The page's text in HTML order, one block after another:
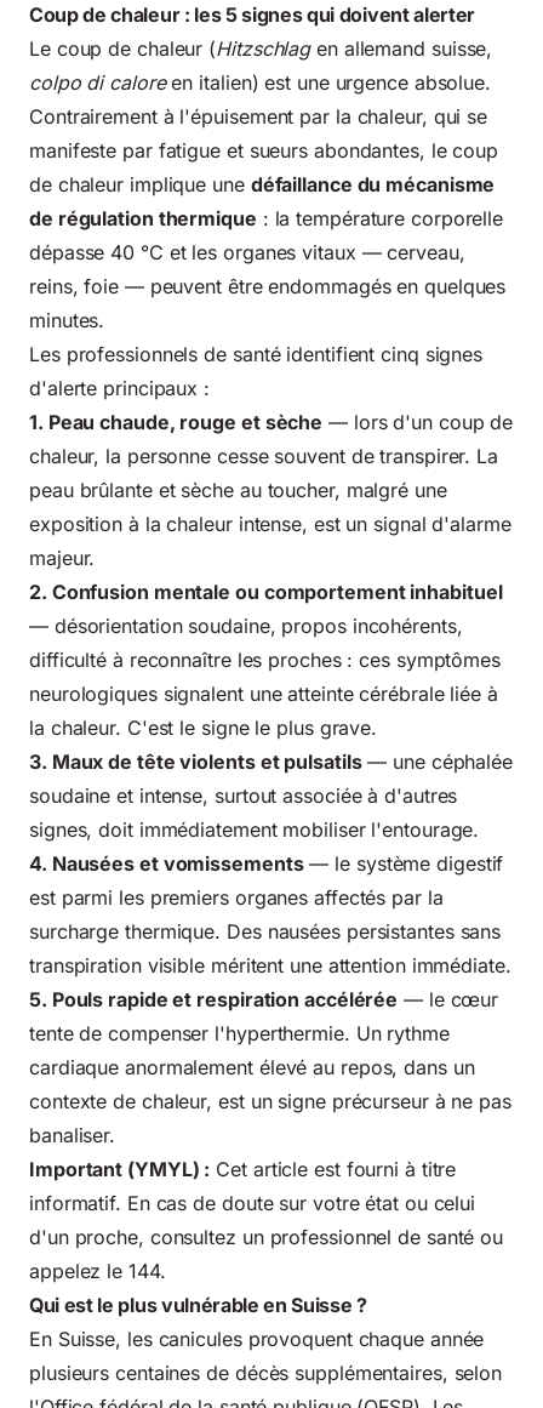
Coup de chaleur : les 5 signes qui doivent alerter
Le coup de chaleur (Hitzschlagen allemand suisse,
colpo di caloreen italien) est une urgence absolue.
Contrairement à l'épuisement par la chaleur, qui se
manifeste par fatigue et sueurs abondantes, le coup
de chaleur implique une défaillance du mécanisme
de régulation thermique : la température corporelle
dépasse 40 °C et les organes vitaux — cerveau,
reins, foie — peuvent être endommagés en quelques
minutes.
Les professionnels de santé identifient cinq signes
d'alerte principaux :
1. Peau chaude, rouge et sèche — lors d'un coup de
chaleur, la personne cesse souvent de transpirer. La
peau brûlante et sèche au toucher, malgré une
exposition à la chaleur intense, est un signal d'alarme
majeur.
2. Confusion mentale ou comportement inhabituel
— désorientation soudaine, propos incohérents,
difficulté à reconnaître les proches : ces symptômes
neurologiques signalent une atteinte cérébrale liée à
la chaleur. C'est le signe le plus grave.
3. Maux de tête violents et pulsatils— une céphalée
soudaine et intense, surtout associée à d'autres
signes, doit immédiatement mobiliser l'entourage.
4. Nausées et vomissements— le système digestif
est parmi les premiers organes affectés par la
surcharge thermique. Des nausées persistantes sans
transpiration visible méritent une attention immédiate.
5. Pouls rapide et respiration accélérée — le cœur
tente de compenser l'hyperthermie. Un rythme
cardiaque anormalement élevé au repos, dans un
contexte de chaleur, est un signe précurseur à ne pas
banaliser.
Important (YMYL) : Cet article est fourni à titre
informatif. En cas de doute sur votre état ou celui
d'un proche, consultez un professionnel de santé ou
appelez le 144.
Qui est le plus vulnérable en Suisse ?
En Suisse, les canicules provoquent chaque année
plusieurs centaines de décès supplémentaires, selon